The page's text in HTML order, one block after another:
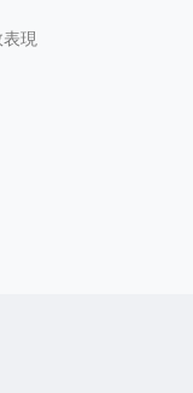
現